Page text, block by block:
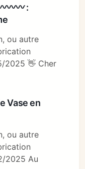
〰〰 :
ou autre
2025 👋 Cher
Vase en
ou autre
2025 Au